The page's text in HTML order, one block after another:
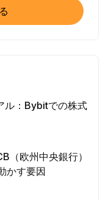
ル：Bybitでの株式
（欧州中央銀行）
かす要因